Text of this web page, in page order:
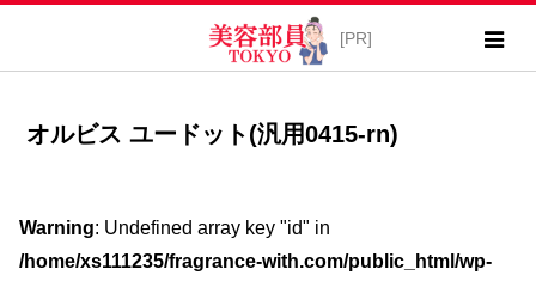
オルビス ユードット(汎用0415-rn)
Warning: Undefined array key "id" in
/home/xs111235/fragrance-with.com/public_html/wp-